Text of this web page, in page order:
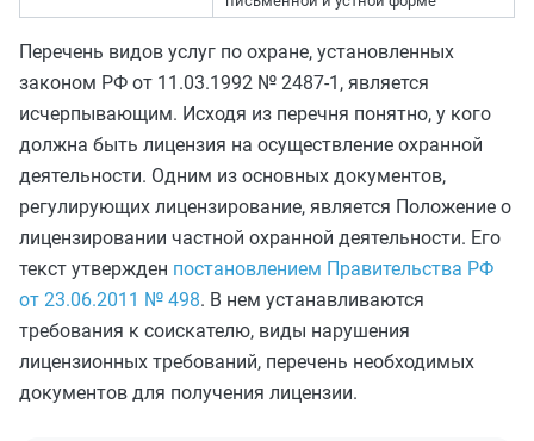
Перечень видов услуг по охране, установленных
законом РФ от 11.03.1992 № 2487-1, является
исчерпывающим. Исходя из перечня понятно, у кого
должна быть лицензия на осуществление охранной
деятельности. Одним из основных документов,
регулирующих лицензирование, является Положение о
лицензировании частной охранной деятельности. Его
текст утвержден постановлением Правительства РФ
от 23.06.2011 № 498. В нем устанавливаются
требования к соискателю, виды нарушения
лицензионных требований, перечень необходимых
документов для получения лицензии.